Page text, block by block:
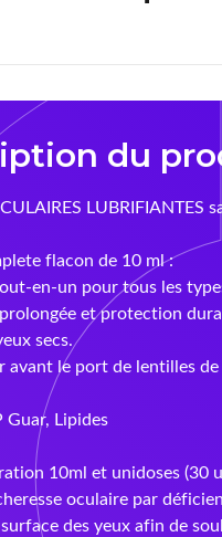
du
LUBRIFIANTES
flacon de 10 ml :
en-un pour tous les
et protection
secs.
avant le port de lentilles
Guar, Lipides
10ml et unidoses (30
oculaire par
des yeux afin de